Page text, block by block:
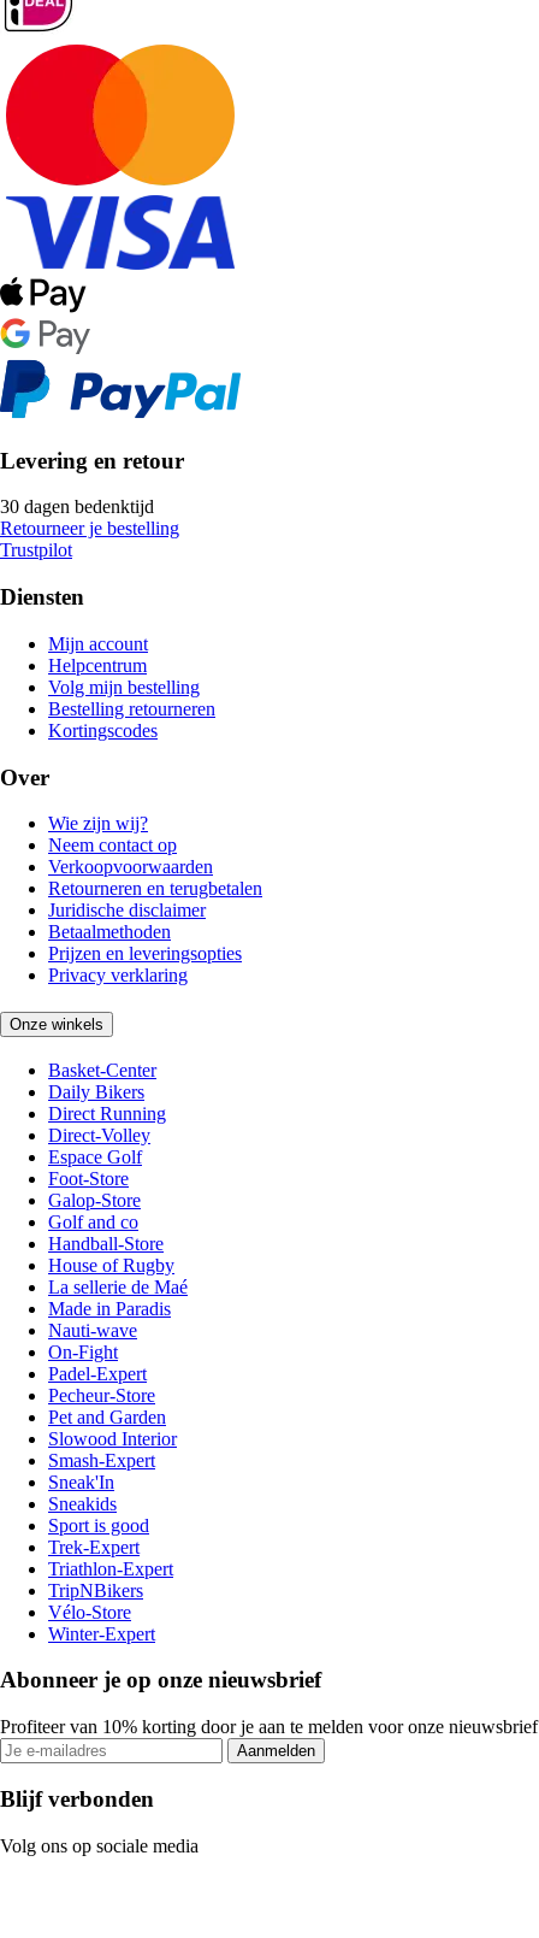
Levering en retour
30 dagen bedenktijd
Retourneer je bestelling
Trustpilot
Diensten
Mijn account
Helpcentrum
Volg mijn bestelling
Bestelling retourneren
Kortingscodes
Over
Wie zijn wij?
Neem contact op
Verkoopvoorwaarden
Retourneren en terugbetalen
Juridische disclaimer
Betaalmethoden
Prijzen en leveringsopties
Privacy verklaring
Onze winkels
Basket-Center
Daily Bikers
Direct Running
Direct-Volley
Espace Golf
Foot-Store
Galop-Store
Golf and co
Handball-Store
House of Rugby
La sellerie de Maé
Made in Paradis
Nauti-wave
On-Fight
Padel-Expert
Pecheur-Store
Pet and Garden
Slowood Interior
Smash-Expert
Sneak'In
Sneakids
Sport is good
Trek-Expert
Triathlon-Expert
TripNBikers
Vélo-Store
Winter-Expert
Abonneer je op onze nieuwsbrief
Profiteer van 10% korting door je aan te melden voor onze nieuwsbrief
Aanmelden
Blijf verbonden
Volg ons op sociale media